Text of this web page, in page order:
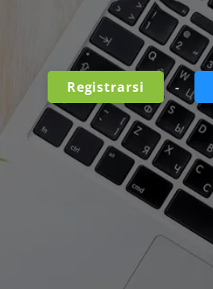
Registrarsi -